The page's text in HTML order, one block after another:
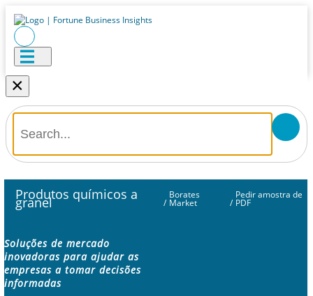
×
Produtos químicos a
granel /
Borates
Market /
Pedir amostra de
PDF
Soluções de mercado
inovadoras para ajudar as
empresas a tomar decisões
informadas